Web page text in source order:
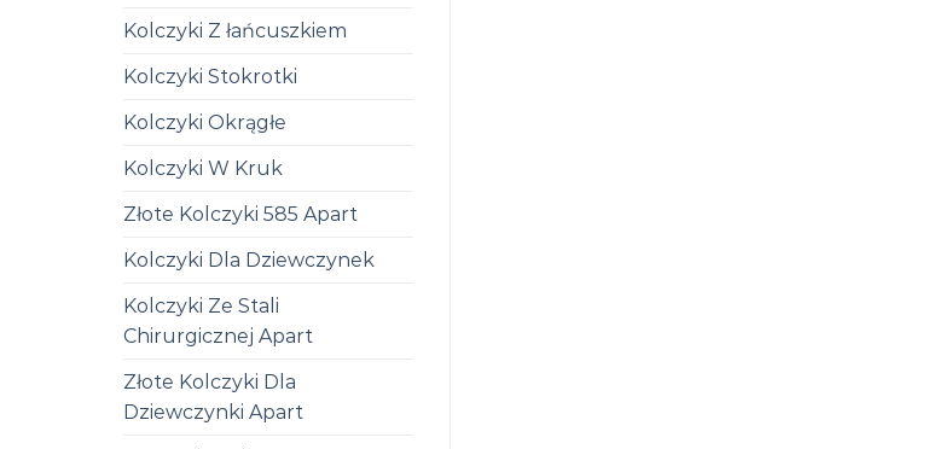
Kolczyki Z łańcuszkiem
Kolczyki Stokrotki
Kolczyki Okrągłe
Kolczyki W Kruk
Złote Kolczyki 585 Apart
Kolczyki Dla Dziewczynek
Kolczyki Ze Stali
Chirurgicznej Apart
Złote Kolczyki Dla
Dziewczynki Apart